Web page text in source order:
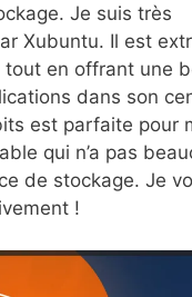
Je suis très
Xubuntu. Il est
tout en offrant une
dans son
est parfaite pour
qui n’a pas
de stockage. Je
!